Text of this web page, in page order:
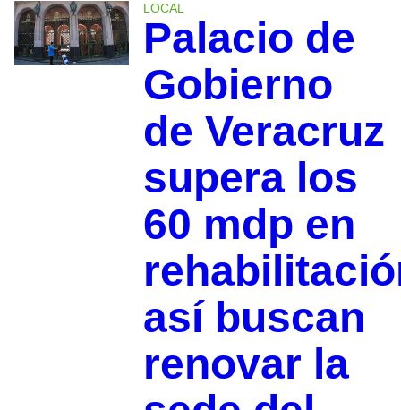
LOCAL
Palacio de
Gobierno
de Veracruz
supera los
60 mdp en
así buscan
renovar la